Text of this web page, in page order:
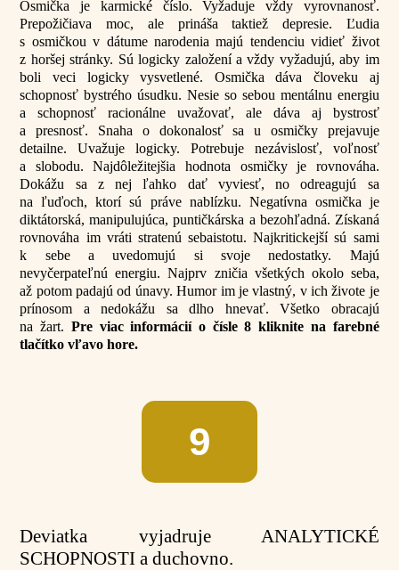
Osmička je karmické číslo. Vyžaduje vždy vyrovnanosť.
Prepožičiava moc, ale prináša taktiež depresie. Ľudia
s osmičkou v dátume narodenia majú tendenciu vidieť život
z horšej stránky. Sú logicky založení a vždy vyžadujú, aby im
boli veci logicky vysvetlené. Osmička dáva človeku aj
schopnosť bystrého úsudku. Nesie so sebou mentálnu energiu
a schopnosť racionálne uvažovať, ale dáva aj bystrosť
a presnosť. Snaha o dokonalosť sa u osmičky prejavuje
detailne. Uvažuje logicky. Potrebuje nezávislosť, voľnosť
a slobodu. Najdôležitejšia hodnota osmičky je rovnováha.
Dokážu sa z nej ľahko dať vyviesť, no odreagujú sa
na ľuďoch, ktorí sú práve nablízku. Negatívna osmička je
diktátorská, manipulujúca, puntičkárska a bezohľadná. Získaná
rovnováha im vráti stratenú sebaistotu. Najkritickejší sú sami
k sebe a uvedomujú si svoje nedostatky. Majú
nevyčerpateľnú energiu. Najprv zničia všetkých okolo seba,
až potom padajú od únavy. Humor im je vlastný, v ich živote je
prínosom a nedokážu sa dlho hnevať. Všetko obracajú
na žart. Pre viac informácií o čísle 8 kliknite na farebné
tlačítko vľavo hore.
9
Deviatka vyjadruje ANALYTICKÉ
SCHOPNOSTI a duchovno.